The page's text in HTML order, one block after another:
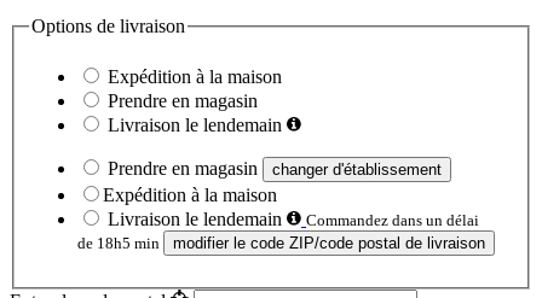
Options de livraison
Expédition à la maison
Prendre en magasin
Livraison le lendemain
Prendre en magasin changer d'établissement
Expédition à la maison
Livraison le lendemain
Commandez dans un délai
de 18h5 min
modifier le code ZIP/code postal de livraison